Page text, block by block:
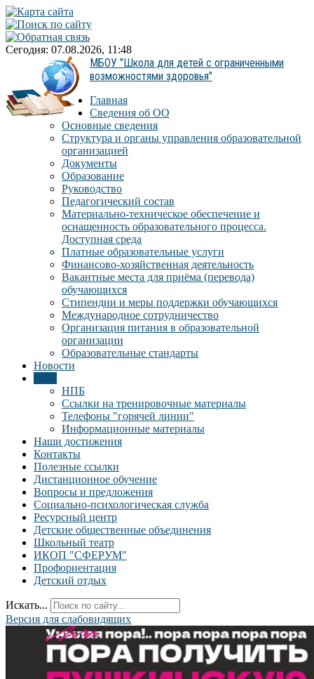
Сегодня: 07.08.2026, 11:48
МБОУ "Школа для детей с ограниченными
возможностями здоровья"
Главная
Сведения об ОО
Основные сведения
Структура и органы управления образовательной
организацией
Документы
Образование
Руководство
Педагогический состав
Материально-техническое обеспечение и
оснащенность образовательного процесса.
Доступная среда
Платные образовательные услуги
Финансово-хозяйственная деятельность
Вакантные места для приёма (перевода)
обучающихся
Стипендии и меры поддержки обучающихся
Международное сотрудничество
Организация питания в образовательной
организации
Образовательные стандарты
Новости
НПБ
Ссылки на тренировочные материалы
Телефоны "горячей линии"
Информационные материалы
Наши достижения
Контакты
Полезные ссылки
Дистанционное обучение
Вопросы и предложения
Социально-психологическая служба
Ресурсный центр
Детские общественные объединения
Школьный театр
ИКОП "СФЕРУМ"
Профориентация
Детский отдых
Искать...
Версия для слабовидящих